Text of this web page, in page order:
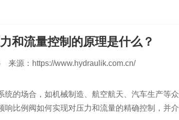
和流量控制的原理是什么？
来源： https://www.hydraulik.com.cn/
的场合，如机械制造、航空航天、汽车生产等众
比例阀如何实现对压力和流量的精确控制，并介